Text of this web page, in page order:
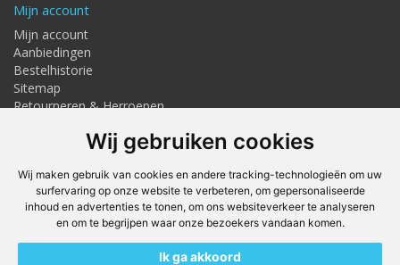
Wij gebruiken cookies
Wij maken gebruik van cookies en andere tracking-technologieën om uw
surfervaring op onze website te verbeteren, om gepersonaliseerde
inhoud en advertenties te tonen, om ons websiteverkeer te analyseren
en om te begrijpen waar onze bezoekers vandaan komen.
Ik ga akkoord
Mijn account
Mijn account
Aanbiedingen
Bestelhistorie
Sitemap
Retourneren & Herroepen
Adresgegevens
Textielstraat 4, Haaksbergen
Telefoon: 053-7676275
info@techmaghaaksbergen.nl
Onze Webshops
Techmag247.nl